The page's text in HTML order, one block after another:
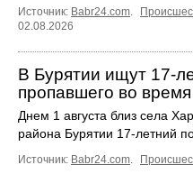
Источник: Babr24.com.
02.08.2026
В Бурятии ищут 17-
пропавшего во
Днем 1 августа близ села
района Бурятии 17-летний
Источник: Babr24.com.